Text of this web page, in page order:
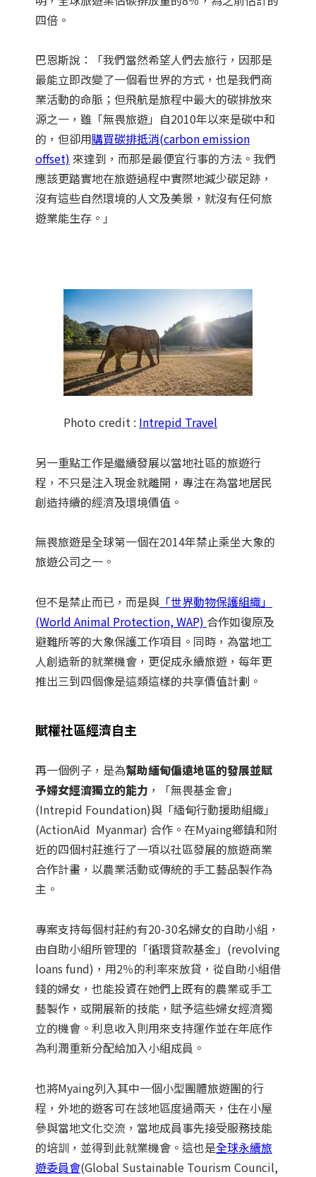
四倍。
巴恩斯說：「我們當然希望人們去旅行，因那是
最能立即改變了一個看世界的方式，也是我們商
業活動的命脈；但飛航是旅程中最大的碳排放來
源之一，雖「無畏旅遊」自2010年以來是碳中和
的，但卻用購買碳排抵消(carbon emission
offset) 來達到，而那是最便宜行事的方法。我們
應該更踏實地在旅遊過程中實際地減少碳足跡，
沒有這些自然環境的人文及美景，就沒有任何旅
遊業能生存。」
Photo credit : Intrepid Travel
另一重點工作是繼續發展以當地社區的旅遊行
程，不只是注入現金就離開，專注在為當地居民
創造持續的經濟及環境價值。
無畏旅遊是全球第一個在2014年禁止乘坐大象的
旅遊公司之一。
但不是禁止而已，而是與 「世界動物保護組織」
(World Animal Protection, WAP) 合作如復原及
避難所等的大象保護工作項目。同時，為當地工
人創造新的就業機會，更促成永續旅遊，每年更
推出三到四個像是這類這樣的共享價值計劃。
賦權社區經濟自主
再一個例子，是為幫助緬甸偏遠地區的發展並賦
予婦女經濟獨立的能力 ，「無畏基金會」
(Intrepid Foundation)與「緬甸行動援助組織」
(ActionAid Myanmar) 合作。在Myaing鄉鎮和附
近的四個村莊進行了一項以社區發展的旅遊商業
合作計畫，以農業活動或傳統的手工藝品製作為
主。
專案支持每個村莊約有20-30名婦女的自助小組，
由自助小組所管理的「循環貸款基金」(revolving
loans fund)，用2％的利率來放貸，從自助小組借
錢的婦女，也能投資在她們上既有的農業或手工
藝製作，或開展新的技能，賦予這些婦女經濟獨
立的機會。利息收入則用來支持運作並在年底作
為利潤重新分配給加入小組成員。
也將Myaing列入其中一個小型團體旅遊團的行
程，外地的遊客可在該地區度過兩天，住在小屋
參與當地文化交流，當地成員事先接受服務技能
的培訓，並得到此就業機會。這也是全球永續旅
遊委員會(Global Sustainable Tourism Council,